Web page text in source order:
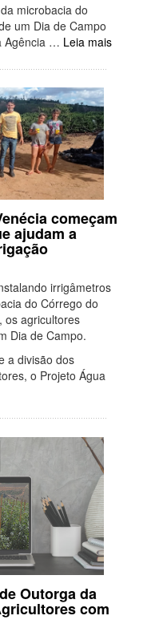
microbacia do
um Dia de Campo
Agência … Leia mais
começam
ajudam a
irrigâmetros
do Córrego do
os agricultores
Dia de Campo.
a divisão dos
o Projeto Água
Outorga da
com